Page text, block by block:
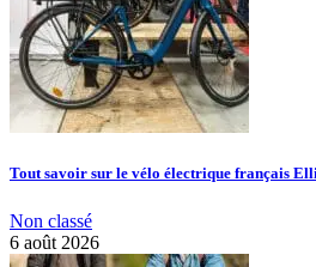
Tout savoir sur le vélo électrique français
Non classé
6 août 2026